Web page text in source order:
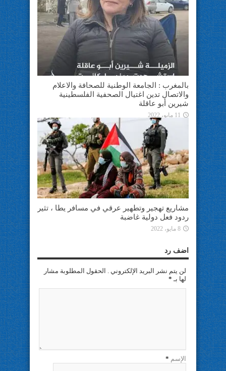
بالمغرب : الجامعة الوطنية للصحافة والاعلام
والاتصال تدين اغتيال الصحفية الفلسطينية
شيرين أبو عاقلة
11 مايو، 2022
مشاريع تهجير وتطهير عرقي في مسافر يطا ، تثير
ردود فعل دولية غاضبة
8 مايو، 2022
اضف رد
لن يتم نشر البريد الإلكتروني . الحقول المطلوبة مشار
لها بـ *
الإسم *